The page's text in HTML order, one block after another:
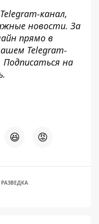
Telegram-канал,
новости. За
прямо в
Telegram-
Подписаться на
.
😆 😡
РАЗВЕДКА